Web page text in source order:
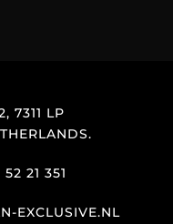
7311 LP
21 351
EXCLUSIVE.NL